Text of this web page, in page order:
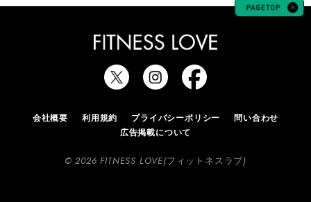
会社概要 利用規約 プライバシーポリシー
問い合わせ
広告掲載について
© 2026 FITNESS LOVE(フィットネスラブ)